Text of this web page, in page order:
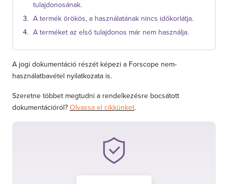
tulajdonosának.
A termék örökös, a használatának nincs időkorlátja.
A terméket az első tulajdonos már nem használja.
A jogi dokumentáció részét képezi a Forscope nem-
használatbavétel nyilatkozata is.
Szeretne többet megtudni a rendelkezésre bocsátott
dokumentációról? Olvassa el cikkünket.